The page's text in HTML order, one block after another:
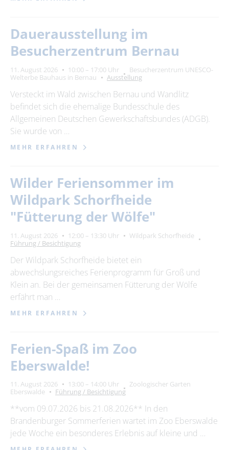
Dauerausstellung im
Besucherzentrum Bernau
11. August 2026 10:00 – 17:00 Uhr
Besucherzentrum UNESCO-
Welterbe Bauhaus in Bernau
Ausstellung
Versteckt im Wald zwischen Bernau und Wandlitz
befindet sich die ehemalige Bundesschule des
Allgemeinen Deutschen Gewerkschaftsbundes (ADGB).
Sie wurde von …
MEHR ERFAHREN
Wilder Feriensommer im
Wildpark Schorfheide
"Fütterung der Wölfe"
11. August 2026 12:00 – 13:30 Uhr
Wildpark Schorfheide
Führung / Besichtigung
Der Wildpark Schorfheide bietet ein
abwechslungsreiches Ferienprogramm für Groß und
Klein an. Bei der gemeinsamen Fütterung der Wölfe
erfährt man …
MEHR ERFAHREN
Ferien-Spaß im Zoo
Eberswalde!
11. August 2026 13:00 – 14:00 Uhr
Zoologischer Garten
Eberswalde
Führung / Besichtigung
**vom 09.07.2026 bis 21.08.2026** In den
Brandenburger Sommerferien wartet im Zoo Eberswalde
jede Woche ein besonderes Erlebnis auf kleine und …